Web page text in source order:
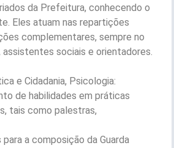
da Prefeitura, conhecendo o
Eles atuam nas repartições
complementares, sempre no
sociais e orientadores.
e Cidadania, Psicologia:
de habilidades em práticas
tais como palestras,
a composição da Guarda